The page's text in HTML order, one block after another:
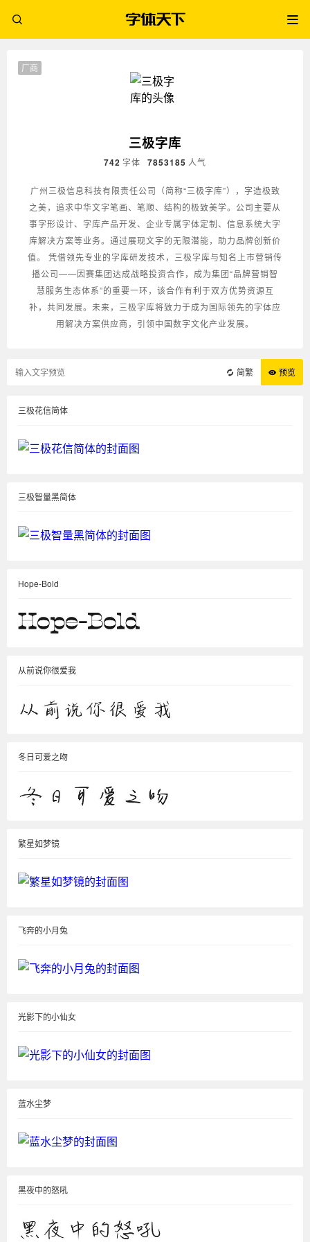
三极字库
742 字体 7853185 人气
广州三极信息科技有限责任公司（简称“三极字库”），字造极致
之美，追求中华文字笔画、笔顺、结构的极致美学。公司主要从
事字形设计、字库产品开发、企业专属字体定制、信息系统大字
库解决方案等业务。通过展现文字的无限潜能，助力品牌创新价
值。 凭借领先专业的字库研发技术，三极字库与知名上市营销传
播公司——因赛集团达成战略投资合作，成为集团“品牌营销智
慧服务生态体系”的重要一环，该合作有利于双方优势资源互
补，共同发展。未来，三极字库将致力于成为国际领先的字体应
用解决方案供应商，引领中国数字文化产业发展。
厂商
简繁 预览
三极花信简体
三极智量黑简体
Hope-Bold
从前说你很爱我
冬日可爱之吻
繁星如梦镜
飞奔的小月兔
光影下的小仙女
蓝水尘梦
黑夜中的怒吼